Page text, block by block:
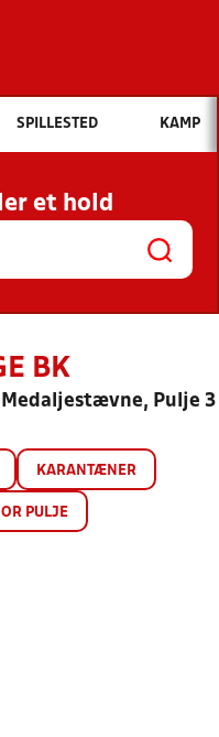
Hvad vil du søge efter?
OG NYHEDER
KLUBBER OG
SPILLESTED KAMP
et hold
BK
Medaljestævne, Pulje 3
KARANTÆNER
PULJE